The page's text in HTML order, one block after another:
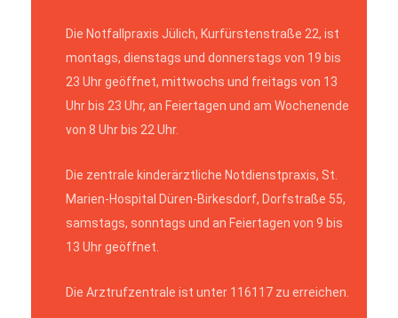
Die Notfallpraxis Jülich, Kurfürstenstraße 22, ist
montags, dienstags und donnerstags von 19 bis
23 Uhr geöffnet, mittwochs und freitags von 13
Uhr bis 23 Uhr, an Feiertagen und am Wochenende
von 8 Uhr bis 22 Uhr.
Die zentrale kinderärztliche Notdienstpraxis, St.
Marien-Hospital Düren-Birkesdorf, Dorfstraße 55,
samstags, sonntags und an Feiertagen von 9 bis
13 Uhr geöffnet.
Die Arztrufzentrale ist unter 116117 zu erreichen.